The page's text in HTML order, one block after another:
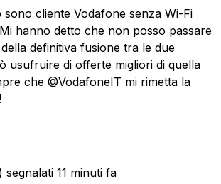
sono cliente Vodafone senza Wi-Fi
Mi hanno detto che non posso passare
definitiva fusione tra le due
usufruire di offerte migliori di quella
che @VodafoneIT mi rimetta la
segnalati 11 minuti fa